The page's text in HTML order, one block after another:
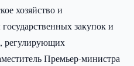
хозяйство и
закупок и
регулирующих
Премьер-министра